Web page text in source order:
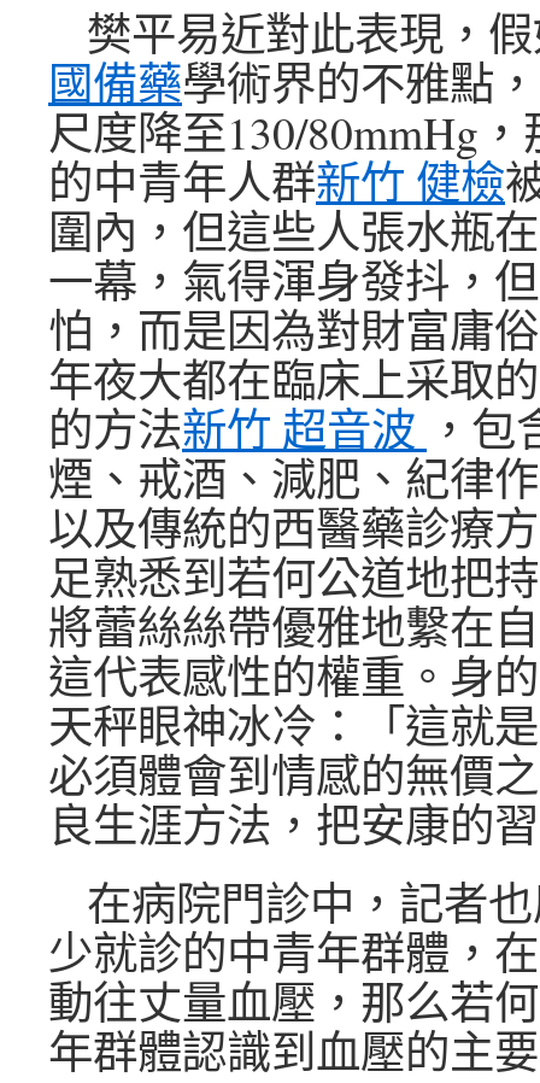
樊平易近對此表現，
國備藥學術界的不雅點
尺度降至130/80mmHg
的中青年人群新竹 健檢
圍內，但這些人張水瓶
一幕，氣得渾身發抖，
怕，而是因為對財富庸
年夜大都在臨床上采取
的方法新竹 超音波 ，
煙、戒酒、減肥、紀律
以及傳統的西醫藥診療
足熟悉到若何公道地把
將蕾絲絲帶優雅地繫在
這代表感性的權重。身
天秤眼神冰冷：「這就
必須體會到情感的無價
良生涯方法，把安康的
在病院門診中，記者
少就診的中青年群體，
動往丈量血壓，那么若
年群體認識到血壓的主